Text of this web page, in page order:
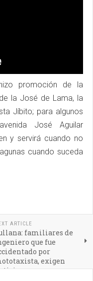
promoción de la
la José de Lama, la
Jíbito; para algunos
José Aguilar
y servirá cuando no
cuando suceda
ARTICLE
familiares de
que fue
por
exigen